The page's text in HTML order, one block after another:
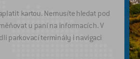
kartou. Nemusíte hledat pod
u paní na informacích. V
parkovací terminály i navigaci